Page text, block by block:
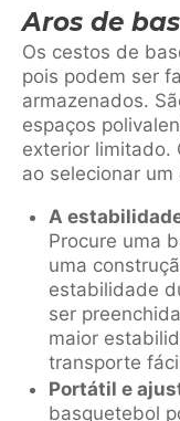
Aros de
Os cestos de
pois podem ser
armazenados.
espaços
exterior limitado.
ao selecionar
A
Procure uma
uma
estabilidade
ser
maior
transporte
Portátil e
basquetebol